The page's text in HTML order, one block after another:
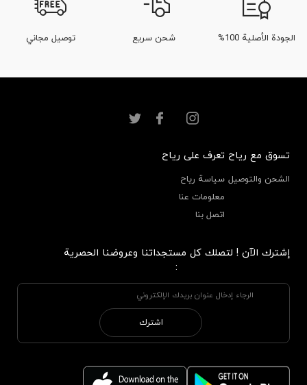
الجودة الأصلية 100% شحن سريع توصيل مجاني
تسوق مع رياح
الشحن والتوصيل
تعرف على رياح
سياسة رياح
معلومات عنا
اتصل بنا
إشترك الآن ! لتصلك كل مستجداتنا وعروضنا الحصرية
:
اشترك